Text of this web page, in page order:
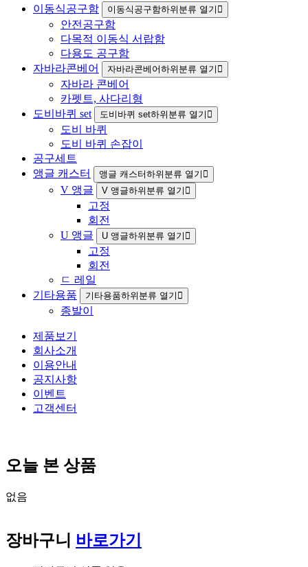
이동식공구함
이동식공구함하위분류 열기
안전공구함
다목적 이동식 서랍함
다용도 공구함
자바라콘베어
자바라콘베어하위분류 열기
자바라 콘베어
카펫트, 사다리형
도비바퀴 set
도비바퀴 set하위분류 열기
도비 바퀴
도비 바퀴 손잡이
공구세트
앵글 캐스터
앵글 캐스터하위분류 열기
V 앵글 V 앵글하위분류 열기
고정
회전
U 앵글
U 앵글하위분류 열기
고정
회전
ㄷ 레일
기타용품
기타용품하위분류 열기
종발이
제품보기
회사소개
이용안내
공지사항
이벤트
고객센터
오늘 본 상품
없음
장바구니 바로가기